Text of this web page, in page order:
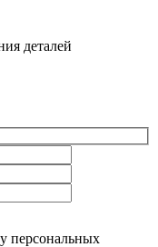
деталей
персональных